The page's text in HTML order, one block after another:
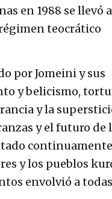
en 1988 se llevó a
teocrático
por Jomeini y sus
y belicismo,
y la
y el futuro de
continuamente
y los pueblos
envolvió a